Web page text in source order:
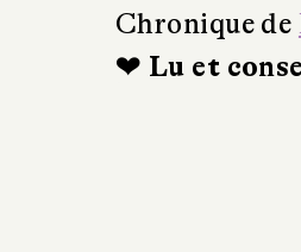
Chronique de
❤ Lu et